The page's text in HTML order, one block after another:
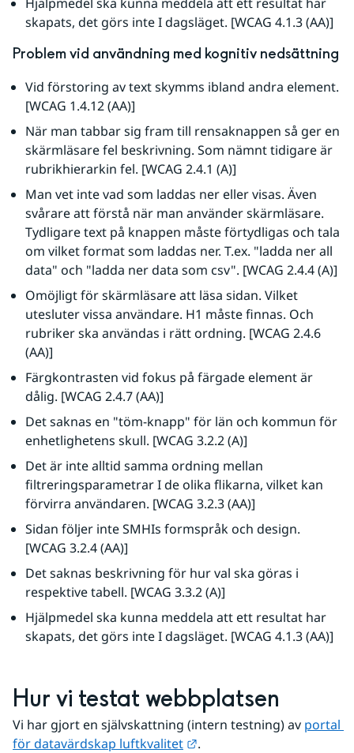
skapats, det görs inte I dagsläget. [WCAG 4.1.3 (AA)]
Problem vid användning med kognitiv nedsättning
Vid förstoring av text skymms ibland andra element.
[WCAG 1.4.12 (AA)]
När man tabbar sig fram till rensaknappen så ger en
skärmläsare fel beskrivning. Som nämnt tidigare är
rubrikhierarkin fel. [WCAG 2.4.1 (A)]
Man vet inte vad som laddas ner eller visas. Även
svårare att förstå när man använder skärmläsare.
Tydligare text på knappen måste förtydligas och tala
om vilket format som laddas ner. T.ex. "ladda ner all
data" och "ladda ner data som csv". [WCAG 2.4.4 (A)]
Omöjligt för skärmläsare att läsa sidan. Vilket
utesluter vissa användare. H1 måste finnas. Och
rubriker ska användas i rätt ordning. [WCAG 2.4.6
(AA)]
Färgkontrasten vid fokus på färgade element är
dålig. [WCAG 2.4.7 (AA)]
Det saknas en "töm-knapp" för län och kommun för
enhetlighetens skull. [WCAG 3.2.2 (A)]
Det är inte alltid samma ordning mellan
filtreringsparametrar I de olika flikarna, vilket kan
förvirra användaren. [WCAG 3.2.3 (AA)]
Sidan följer inte SMHIs formspråk och design.
[WCAG 3.2.4 (AA)]
Det saknas beskrivning för hur val ska göras i
respektive tabell. [WCAG 3.3.2 (A)]
Hjälpmedel ska kunna meddela att ett resultat har
skapats, det görs inte I dagsläget. [WCAG 4.1.3 (AA)]
Hur vi testat webbplatsen
Vi har gjort en självskattning (intern testning) av portal
för datavärdskap luftkvalitet
Länk till annan webbplats.
.